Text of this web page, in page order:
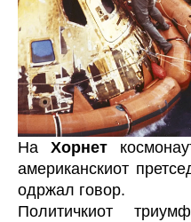
НаХорнет
американскиот
одржал говор.
Политичкиот